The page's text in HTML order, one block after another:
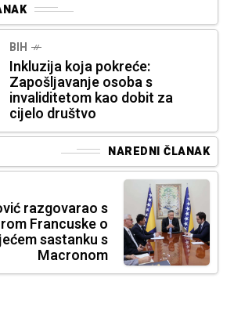
BIH
Inkluzija koja pokreće:
Zapošljavanje osoba s
invaliditetom kao dobit za
cijelo društvo
NAREDNI ČLANAK
razgovarao s
Francuske o
sastanku s
Macronom